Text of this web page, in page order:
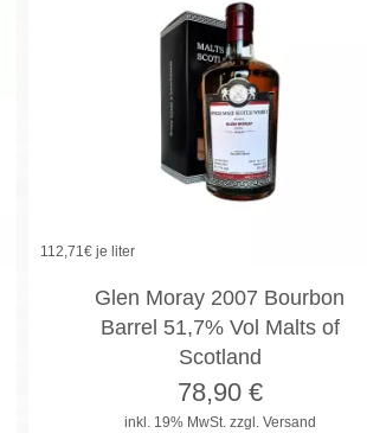
112,71€ je liter
Glen Moray 2007 Bourbon
Barrel 51,7% Vol Malts of
Scotland
inkl. 19% MwSt. zzgl. Versand
78,90€